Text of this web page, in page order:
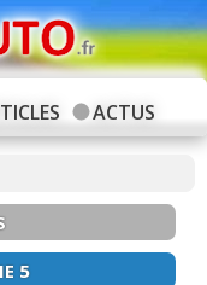
ACTUS
5